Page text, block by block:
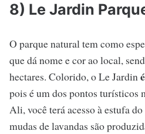
8) Le Jardin
O parque natural tem como
que dá nome e cor ao local,
hectares. Colorido, o Le Jardin
pois é um dos pontos turísticos
Ali, você terá acesso à estufa
mudas de lavandas são